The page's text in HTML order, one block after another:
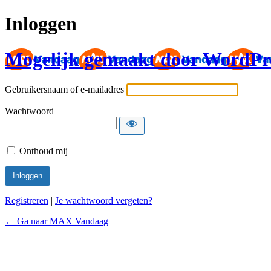
Inloggen
Mogelijk gemaakt door
Gebruikersnaam of e-mailadres
Wachtwoord
Onthoud mij
Registreren | Je wachtwoord vergeten?
← Ga naar MAX Vandaag